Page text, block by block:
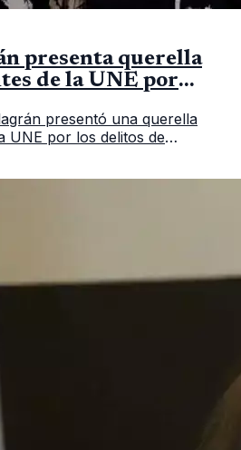
presenta querella
de la UNE por
presentó una querella
UNE por los delitos de